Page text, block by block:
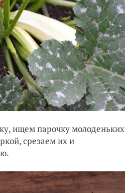
ищем парочку молоденьких
срезаем их и